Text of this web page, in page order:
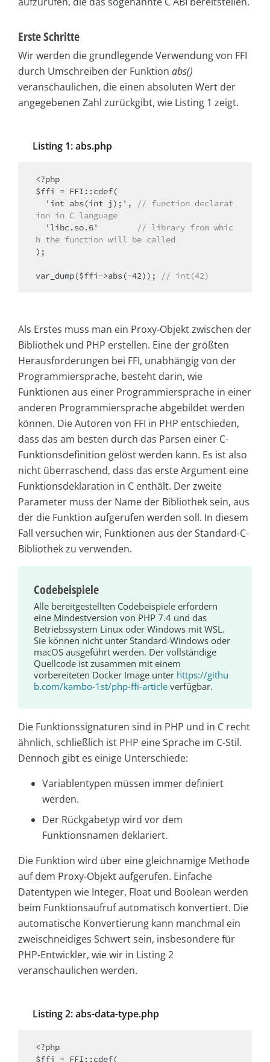
Erste Schritte
Wir werden die grundlegende Verwendung von FFI
durch Umschreiben der Funktion abs()
veranschaulichen, die einen absoluten Wert der
angegebenen Zahl zurückgibt, wie Listing 1 zeigt.
Listing 1: abs.php
<?php
$ffi = FFI::cdef(
  'int abs(int j);',
// function declarat
ion in C language
  'libc.so.6'
// library from whic
h the function will be called
);
var_dump($ffi->abs(-42)); // int(42)
Als Erstes muss man ein Proxy-Objekt zwischen der
Bibliothek und PHP erstellen. Eine der größten
Herausforderungen bei FFI, unabhängig von der
Programmiersprache, besteht darin, wie
Funktionen aus einer Programmiersprache in einer
anderen Programmiersprache abgebildet werden
können. Die Autoren von FFI in PHP entschieden,
dass das am besten durch das Parsen einer C-
Funktionsdefinition gelöst werden kann. Es ist also
nicht überraschend, dass das erste Argument eine
Funktionsdeklaration in C enthält. Der zweite
Parameter muss der Name der Bibliothek sein, aus
der die Funktion aufgerufen werden soll. In diesem
Fall versuchen wir, Funktionen aus der Standard-C-
Bibliothek zu verwenden.
Codebeispiele
Alle bereitgestellten Codebeispiele erfordern
eine Mindestversion von PHP 7.4 und das
Betriebssystem Linux oder Windows mit WSL.
Sie können nicht unter Standard-Windows oder
macOS ausgeführt werden. Der vollständige
Quellcode ist zusammen mit einem
vorbereiteten Docker Image unter https://githu
b.com/kambo-1st/php-ffi-article verfügbar.
Die Funktionssignaturen sind in PHP und in C recht
ähnlich, schließlich ist PHP eine Sprache im C-Stil.
Dennoch gibt es einige Unterschiede:
Variablentypen müssen immer definiert
werden.
Der Rückgabetyp wird vor dem
Funktionsnamen deklariert.
Die Funktion wird über eine gleichnamige Methode
auf dem Proxy-Objekt aufgerufen. Einfache
Datentypen wie Integer, Float und Boolean werden
beim Funktionsaufruf automatisch konvertiert. Die
automatische Konvertierung kann manchmal ein
zweischneidiges Schwert sein, insbesondere für
PHP-Entwickler, wie wir in Listing 2
veranschaulichen werden.
Listing 2: abs-data-type.php
<?php
$ffi = FFI::cdef(